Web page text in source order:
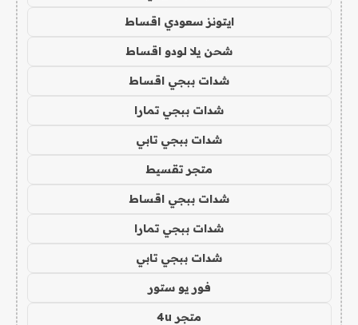
ايتونز سعودي اقساط
شحن يلا لودو اقساط
شدات ببجي اقساط
شدات ببجي تمارا
شدات ببجي تابي
متجر تقسيط
شدات ببجي اقساط
شدات ببجي تمارا
شدات ببجي تابي
فور يو ستور
متجر 4u